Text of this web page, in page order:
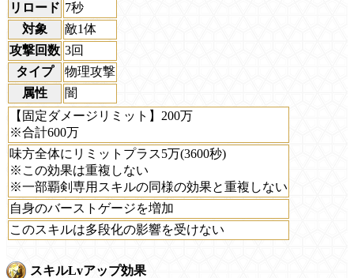
リロード 7秒
対象
敵1体
攻撃回数 3回
タイプ
物理攻撃
属性
闇
【固定ダメージリミット】200万
※合計600万
味方全体にリミットプラス5万(3600秒)
※この効果は重複しない
※一部覇剣専用スキルの同様の効果と重複しない
自身のバーストゲージを増加
このスキルは多段化の影響を受けない
スキルLvアップ効果